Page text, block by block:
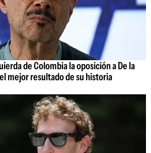
de Colombia la oposición a De la
mejor resultado de su historia